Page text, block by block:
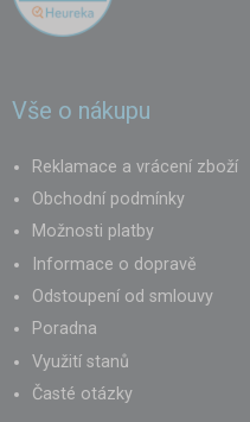
Vše o nákupu
Reklamace a vrácení zboží
Obchodní podmínky
Možnosti platby
Informace o dopravě
Odstoupení od smlouvy
Poradna
Využití stanů
Časté otázky